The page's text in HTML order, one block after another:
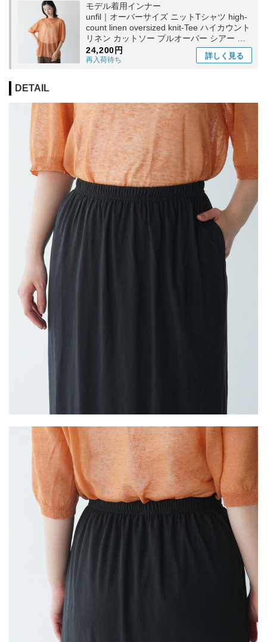
モデル着用インナー
unfil｜オーバーサイズ ニットTシャツ high-
count linen oversized knit-Tee ハイカウント
リネン カットソー プルオーバー シアー 透
け感 WVSP-UW129 アンフィル
24,200円
再入荷待ち 詳しく 見る
DETAIL